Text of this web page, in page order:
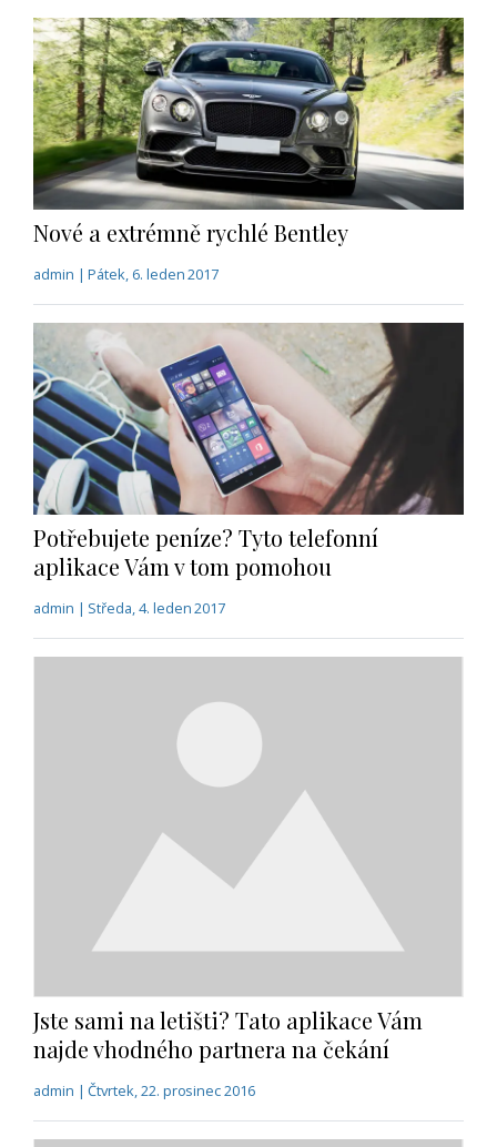
Nové a extrémně rychlé Bentley
admin | Pátek, 6. leden 2017
Potřebujete peníze? Tyto telefonní
aplikace Vám v tom pomohou
admin | Středa, 4. leden 2017
Jste sami na letišti? Tato aplikace Vám
najde vhodného partnera na čekání
admin | Čtvrtek, 22. prosinec 2016